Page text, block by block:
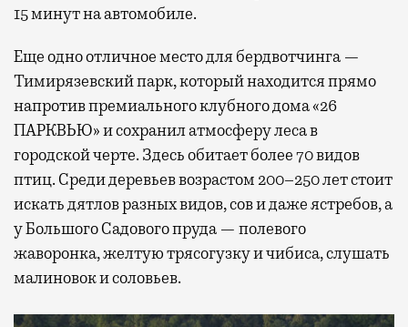
15 минут на автомобиле.
Еще одно отличное место для бердвотчинга —
Тимирязевский парк, который находится прямо
напротив премиального клубного дома «26
ПАРКВЬЮ» и сохранил атмосферу леса в
городской черте. Здесь обитает более 70 видов
птиц. Среди деревьев возрастом 200–250 лет стоит
искать дятлов разных видов, сов и даже ястребов, а
у Большого Садового пруда — полевого
жаворонка, желтую трясогузку и чибиса, слушать
малиновок и соловьев.